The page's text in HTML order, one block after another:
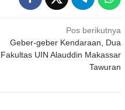
Pos berikutnya
Geber-geber Kendaraan, Dua
Fakultas UIN Alauddin Makassar
Tawuran